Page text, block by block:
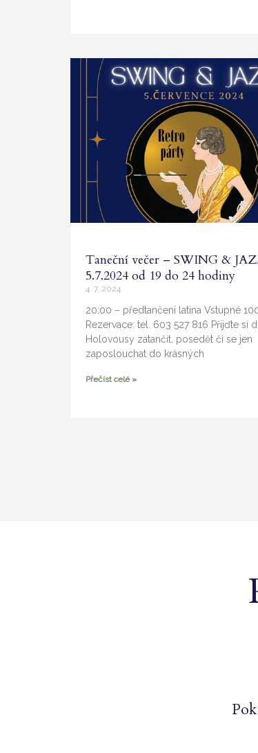
Taneční večer – SWING &
5.7.2024 od 19 do 24 hodiny
4. 7. 2024
20:00 – předtančení latina Vstupné
Rezervace: tel. 603 527 816 Přijďte si
Holovousy zatančit, posedět či se jen
zaposlouchat do krásných
Přečíst celé »